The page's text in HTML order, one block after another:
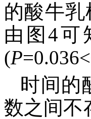
的酸牛
由图4可
(P
时间的
数之间不